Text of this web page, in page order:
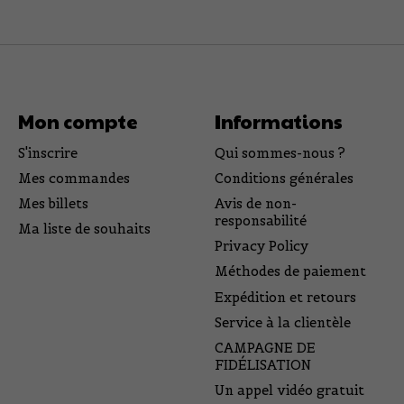
Mon compte
S'inscrire
Mes commandes
Mes billets
Ma liste de souhaits
Informations
Qui sommes-nous ?
Conditions générales
Avis de non-
responsabilité
Privacy Policy
Méthodes de paiement
Expédition et retours
Service à la clientèle
CAMPAGNE DE
FIDÉLISATION
Un appel vidéo gratuit